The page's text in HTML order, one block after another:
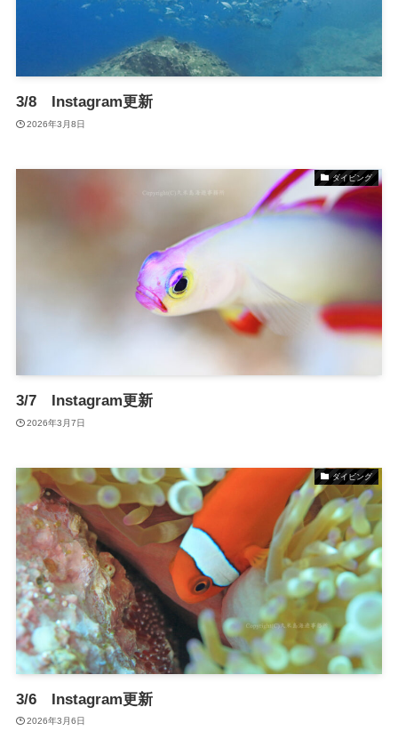
3/8 Instagram更新
2026年3月8日
ダイビング
3/7 Instagram更新
2026年3月7日
ダイビング
3/6 Instagram更新
2026年3月6日